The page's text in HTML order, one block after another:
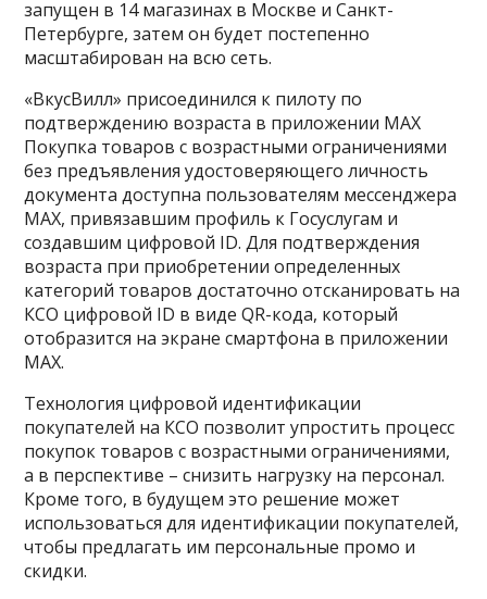
запущен в 14 магазинах в Москве и Санкт-
Петербурге, затем он будет постепенно
масштабирован на всю сеть.
«ВкусВилл» присоединился к пилоту по
подтверждению возраста в приложении МАХ
Покупка товаров с возрастными ограничениями
без предъявления удостоверяющего личность
документа доступна пользователям мессенджера
MAX, привязавшим профиль к Госуслугам и
создавшим цифровой ID. Для подтверждения
возраста при приобретении определенных
категорий товаров достаточно отсканировать на
КСО цифровой ID в виде QR-кода, который
отобразится на экране смартфона в приложении
MAX.
Технология цифровой идентификации
покупателей на КСО позволит упростить процесс
покупок товаров с возрастными ограничениями,
а в перспективе – снизить нагрузку на персонал.
Кроме того, в будущем это решение может
использоваться для идентификации покупателей,
чтобы предлагать им персональные промо и
скидки.